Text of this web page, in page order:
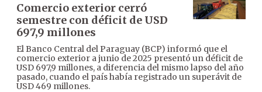
Comercio exterior cerró
semestre con déficit de USD
697,9 millones
El Banco Central del Paraguay (BCP) informó que el
comercio exterior a junio de 2025 presentó un déficit de
USD 697,9 millones, a diferencia del mismo lapso del año
pasado, cuando el país había registrado un superávit de
USD 469 millones.